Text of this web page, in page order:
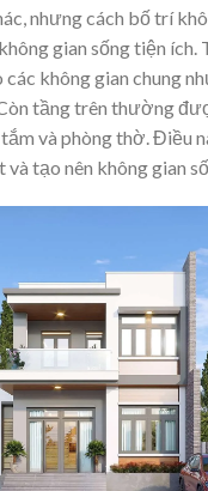
nhưng cách bố trí
gian sống tiện
không gian chung
tầng trên thường
và phòng thờ. Điều
tạo nên không gian